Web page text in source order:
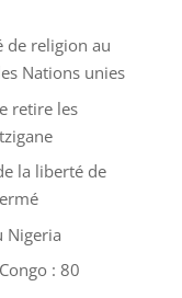
de religion au
Nations unies
retire les
la liberté de
Nigeria
: 80